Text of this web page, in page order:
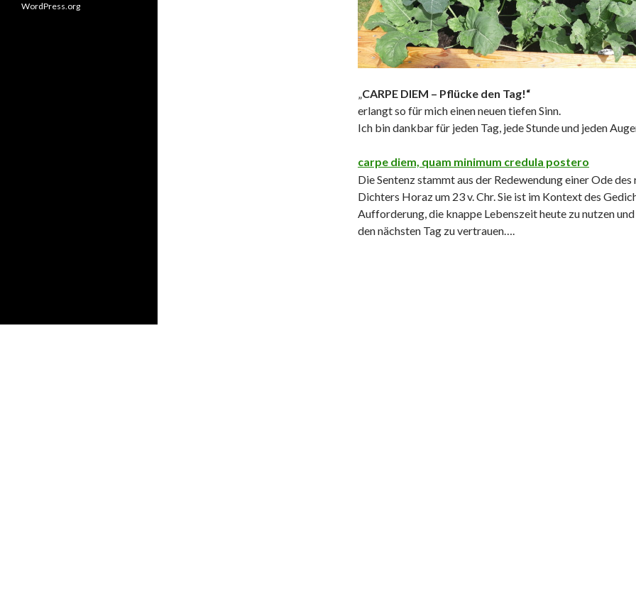
CARPE DIEM – Pflücke den Tag!“
erlangt so für mich einen neuen tiefen Sinn.
Ich bin dankbar für jeden Tag, jede Stunde und jeden
carpe diem, quam minimum credula postero
Die Sentenz stammt aus der Redewendung einer Ode des
Dichters Horaz um 23 v. Chr. Sie ist im Kontext des
Aufforderung, die knappe Lebenszeit heute zu nutzen
den nächsten Tag zu vertrauen….
WordPress.org